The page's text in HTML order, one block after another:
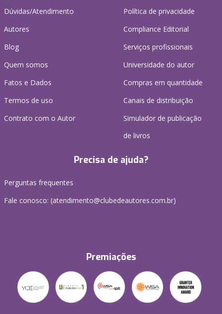
Dúvidas/Atendimento
Autores
Blog
Quem somos
Fatos e Dados
Termos de uso
Contrato com o Autor
Política de privacidade
Compliance Editorial
Serviços profissionais
Universidade do autor
Compras em quantidade
Canais de distribuição
Simulador de publicação
de livros
Precisa de ajuda?
Perguntas frequentes
Fale conosco: (atendimento@clubedeautores.com.br)
Premiações